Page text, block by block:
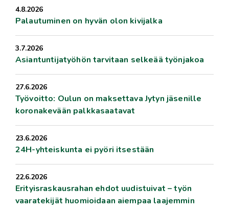
4.8.2026
Palautuminen on hyvän olon kivijalka
3.7.2026
Asiantuntijatyöhön tarvitaan selkeää työnjakoa
27.6.2026
Työvoitto: Oulun on maksettava Jytyn jäsenille
koronakevään palkkasaatavat
23.6.2026
24H-yhteiskunta ei pyöri itsestään
22.6.2026
Erityisraskausrahan ehdot uudistuivat – työn
vaaratekijät huomioidaan aiempaa laajemmin